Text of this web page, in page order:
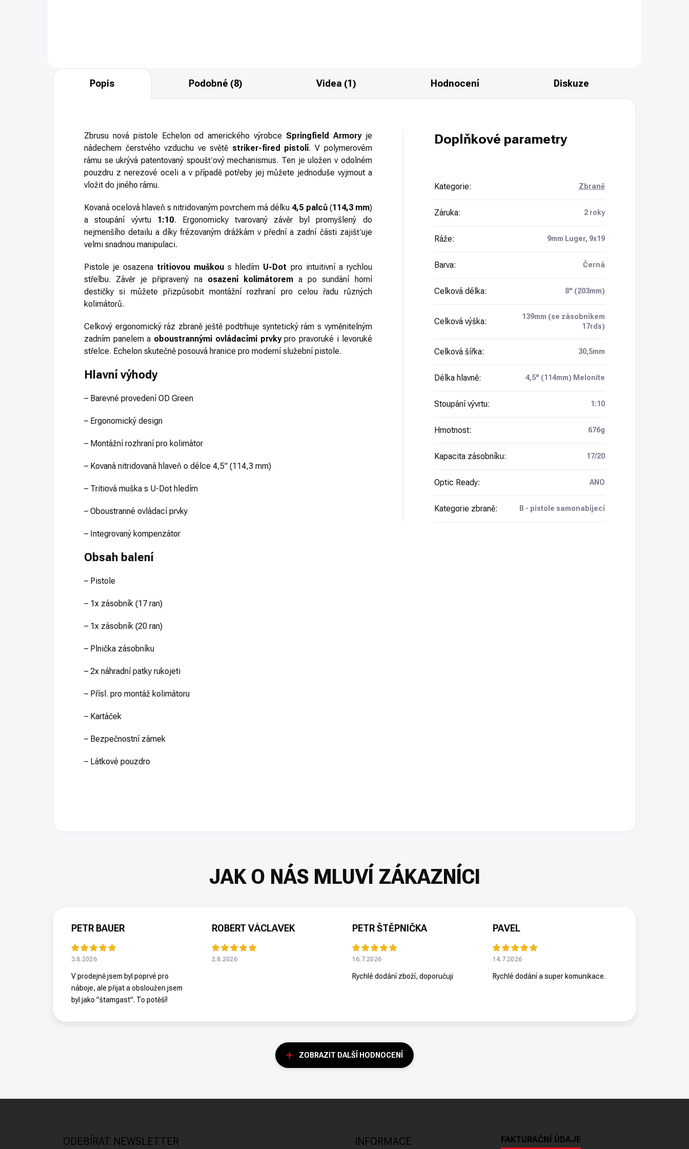
Popis Podobné (8) Videa (1) Hodnocení Diskuze
Zbrusu nová pistole Echelon od amerického výrobce Springfield Armory je
nádechem čerstvého vzduchu ve světě striker-fired pistolí. V polymerovém
rámu se ukrývá patentovaný spoušťový mechanismus. Ten je uložen v odolném
pouzdru z nerezové oceli a v případě potřeby jej můžete jednoduše vyjmout a
vložit do jiného rámu.
Kovaná ocelová hlaveň s nitridovaným povrchem má délku 4,5 palců (114,3 mm)
a stoupání vývrtu
1:10. Ergonomicky tvarovaný závěr byl promyšlený do
nejmenšího detailu a díky frézovaným drážkám v přední a zadní části zajišťuje
velmi snadnou manipulaci.
Pistole je osazena tritiovou muškou s hledím U-Dot pro intuitivní a rychlou
střelbu. Závěr je připravený na osazení kolimátorem a po sundání horní
destičky si můžete přizpůsobit montážní rozhraní pro celou řadu různých
kolimátorů.
Celkový ergonomický ráz zbraně ještě podtrhuje syntetický rám s vyměnitelným
zadním panelem a oboustrannými ovládacími prvky pro pravoruké i levoruké
střelce. Echelon skutečně posouvá hranice pro moderní služební pistole.
Hlavní výhody
– Barevné provedení OD Green
– Ergonomický design
– Montážní rozhraní pro kolimátor
– Kovaná nitridovaná hlaveň o délce 4,5" (114,3 mm)
– Tritiová muška s U-Dot hledím
– Oboustranné ovládací prvky
– Integrovaný kompenzátor
Obsah balení
– Pistole
– 1x zásobník (17 ran)
– 1x zásobník (20 ran)
– Plnička zásobníku
– 2x náhradní patky rukojeti
– Přísl. pro montáž kolimátoru
– Kartáček
– Bezpečnostní zámek
– Látkové pouzdro
Doplňkové parametry
Kategorie: Zbraně
Záruka: 2 roky
Ráže: 9mm Luger, 9x19
Barva: Černá
Celková délka: 8" (203mm)
Celková výška:
139mm (se zásobníkem
17rds)
Celková šířka: 30,5mm
Délka hlavně: 4,5" (114mm) Melonite
Stoupání vývrtu: 1:10
Hmotnost: 676g
Kapacita zásobníku: 17/20
Optic Ready: ANO
Kategorie zbraně: B - pistole samonabíjecí
PETR BAUER
3.8.2026
V prodejně jsem byl poprvé pro
náboje, ale přijat a obsloužen jsem
byl jako "štamgast". To potěší!
ROBERT VÁCLAVEK
2.8.2026
PETR ŠTĚPNIČKA
16.7.2026
Rychlé dodání zboží, doporučuji
PAVEL
14.7.2026
Rychlé dodání a super komunikace.
ZOBRAZIT DALŠÍ HODNOCENÍ
ODEBÍRAT NEWSLETTER INFORMACE FAKTURAČNÍ ÚDAJE